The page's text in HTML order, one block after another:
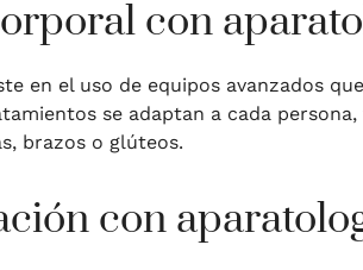
con
en el uso de equipos avanzados
se adaptan a cada
brazos o glúteos.
con